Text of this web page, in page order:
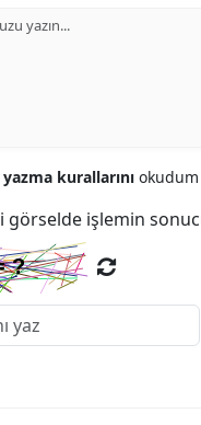
kurallarını
görselde işlemin